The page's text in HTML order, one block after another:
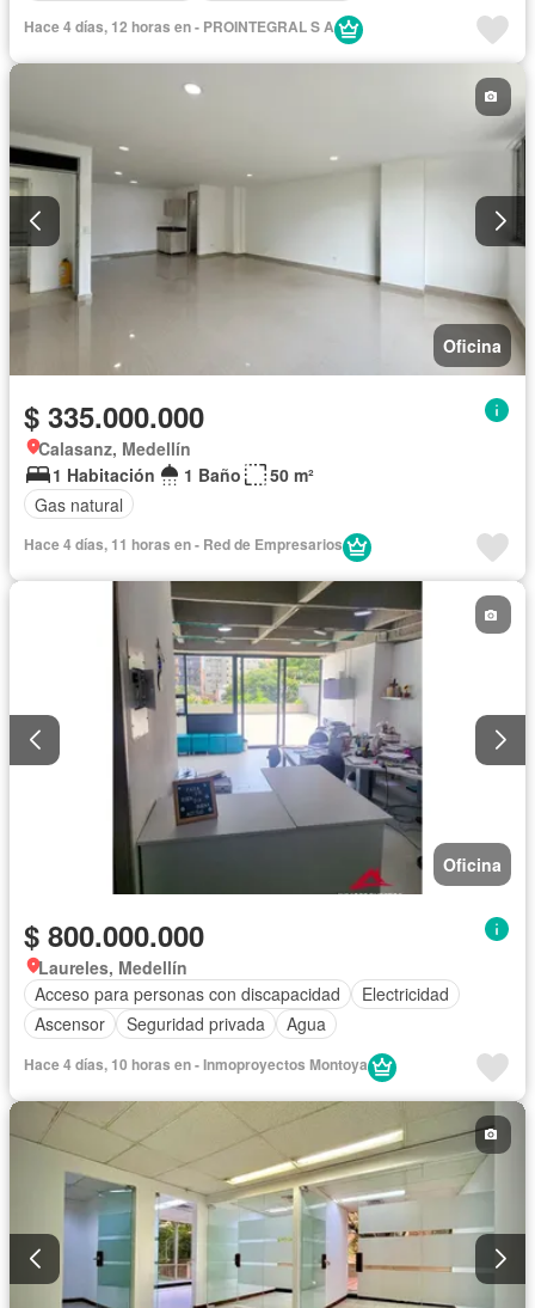
Hace 4 días, 12 horas en - PROINTEGRAL S A
Oficina
$ 335.000.000
Calasanz, Medellín
1 Habitación
1 Baño
50 m²
Gas natural
Hace 4 días, 11 horas en - Red de Empresarios
Oficina
$ 800.000.000
Laureles, Medellín
Acceso para personas con discapacidad
Electricidad
Ascensor
Seguridad privada Agua
Hace 4 días, 10 horas en - Inmoproyectos Montoya